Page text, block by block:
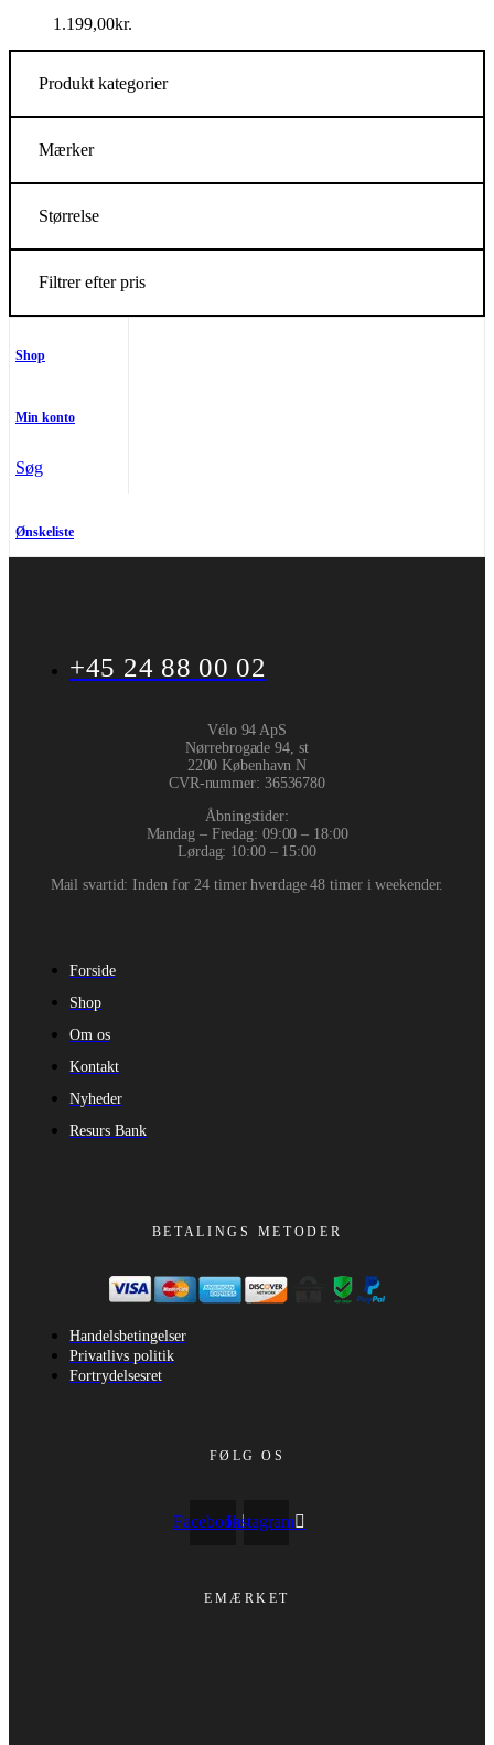
1.199,00kr.
Produkt kategorier
Mærker
Størrelse
Filtrer efter pris
Shop
Min konto
Søg
Ønskeliste
+45 24 88 00 02
Vélo 94 ApS
Nørrebrogade 94, st
2200 København N
CVR-nummer: 36536780
Åbningstider:
Mandag – Fredag: 09:00 – 18:00
Lørdag: 10:00 – 15:00
Mail svartid: Inden for 24 timer hverdage 48 timer i weekender.
Forside
Shop
Om os
Kontakt
Nyheder
Resurs Bank
BETALINGS METODER
Handelsbetingelser
Privatlivs politik
Fortrydelsesret
FØLG OS
FacebookInstagram
EMÆRKET